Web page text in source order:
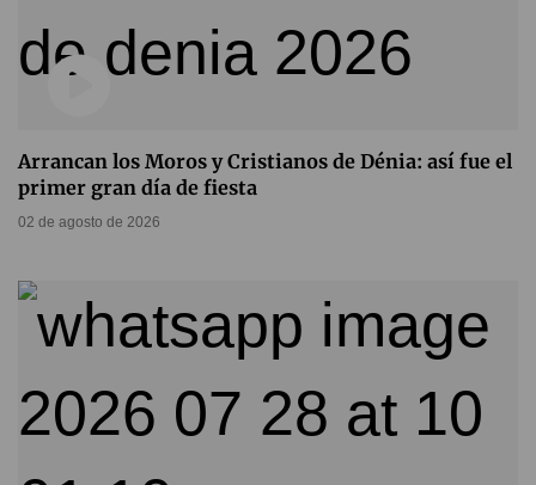
Arrancan los Moros y Cristianos de Dénia: así fue el
primer gran día de fiesta
02 de agosto de 2026